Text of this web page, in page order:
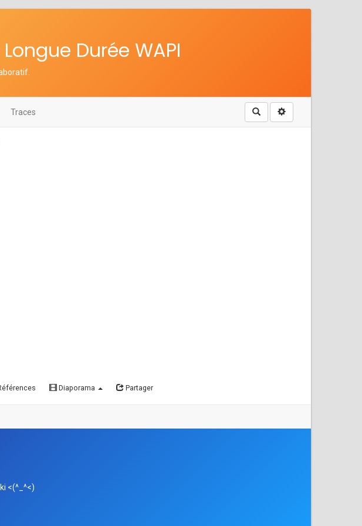
Durée WAPI
Traces Rechercher
Diaporama Partager
<(^_^<)